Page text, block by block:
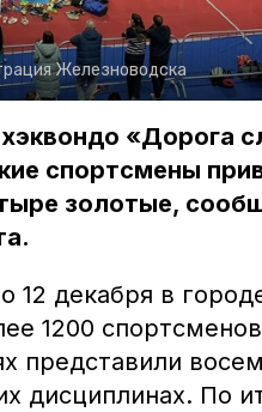
Железноводска
«Дорога
спортсмены
золотые,
12 декабря в
1200
представили
дисциплинах. По